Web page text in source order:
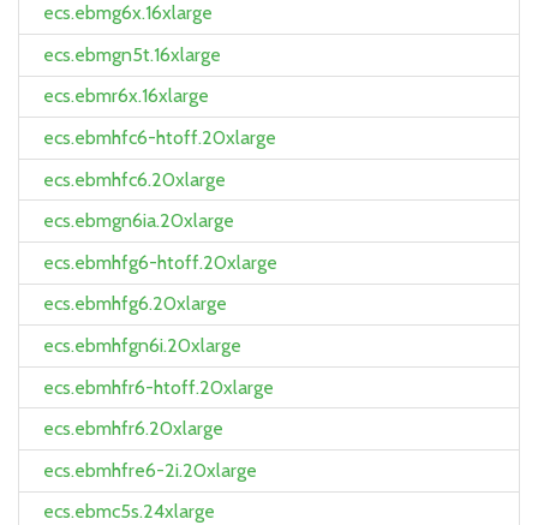
ecs.ebmg6x.16xlarge
ecs.ebmgn5t.16xlarge
ecs.ebmr6x.16xlarge
ecs.ebmhfc6-htoff.20xlarge
ecs.ebmhfc6.20xlarge
ecs.ebmgn6ia.20xlarge
ecs.ebmhfg6-htoff.20xlarge
ecs.ebmhfg6.20xlarge
ecs.ebmhfgn6i.20xlarge
ecs.ebmhfr6-htoff.20xlarge
ecs.ebmhfr6.20xlarge
ecs.ebmhfre6-2i.20xlarge
ecs.ebmc5s.24xlarge